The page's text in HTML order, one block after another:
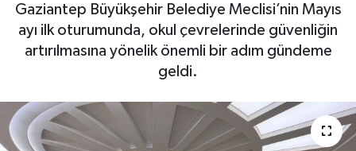
Gaziantep Büyükşehir Belediye Meclisi’nin Mayıs
ayı ilk oturumunda, okul çevrelerinde güvenliğin
artırılmasına yönelik önemli bir adım gündeme
geldi.
Gündem
Kültür Sanat
Magazin
Son Dakika Haberleri
Haber Arşivi